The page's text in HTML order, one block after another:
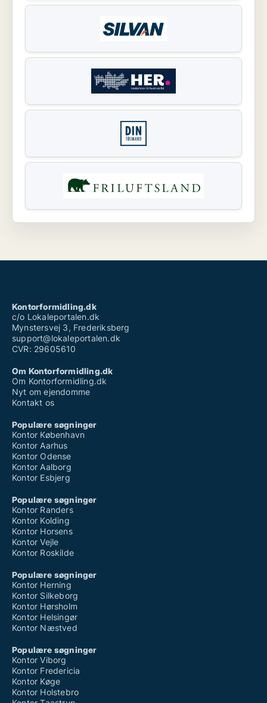
Kontorformidling.dk
c/o Lokaleportalen.dk
Mynstersvej 3, Frederiksberg
support@lokaleportalen.dk
CVR: 29605610
Om Kontorformidling.dk
Om Kontorformidling.dk
Nyt om ejendomme
Kontakt os
Populære søgninger
Kontor København
Kontor Aarhus
Kontor Odense
Kontor Aalborg
Kontor Esbjerg
Populære søgninger
Kontor Randers
Kontor Kolding
Kontor Horsens
Kontor Vejle
Kontor Roskilde
Populære søgninger
Kontor Herning
Kontor Silkeborg
Kontor Hørsholm
Kontor Helsingør
Kontor Næstved
Populære søgninger
Kontor Viborg
Kontor Fredericia
Kontor Køge
Kontor Holstebro